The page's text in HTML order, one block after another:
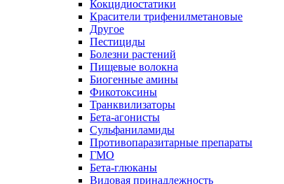
Кокцидиостатики
Красители трифенилметановые
Другое
Пестициды
Болезни растений
Пищевые волокна
Биогенные амины
Фикотоксины
Транквилизаторы
Бета-агонисты
Сульфаниламиды
Противопаразитарные препараты
ГМО
Бета-глюканы
Видовая принадлежность